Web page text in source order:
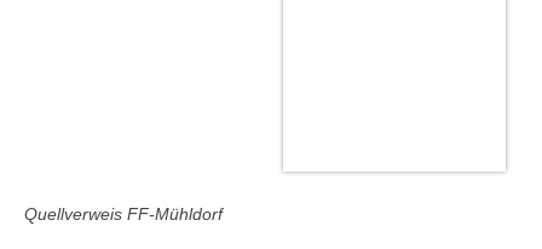
Quellverweis FF-Mühldorf